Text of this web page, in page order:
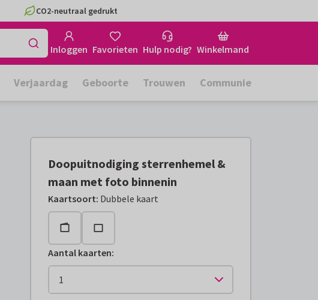
CO2-neutraal gedrukt
Inloggen Favorieten Hulp nodig? Winkelmand
Verjaardag Geboorte Trouwen Communie
Doopuitnodiging sterrenhemel &
maan met foto binnenin
Kaartsoort: Dubbele kaart
Aantal kaarten: